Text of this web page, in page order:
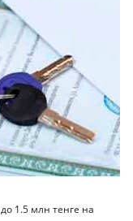
1.5 млн тенге на